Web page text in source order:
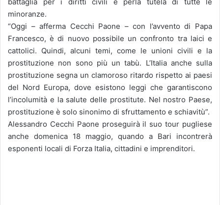
battaglia per i diritti civili e perla tutela di tutte le
minoranze.
“Oggi – afferma Cecchi Paone – con l’avvento di Papa
Francesco, è di nuovo possibile un confronto tra laici e
cattolici. Quindi, alcuni temi, come le unioni civili e la
prostituzione non sono più un tabù. L’Italia anche sulla
prostituzione segna un clamoroso ritardo rispetto ai paesi
del Nord Europa, dove esistono leggi che garantiscono
l’incolumità e la salute delle prostitute. Nel nostro Paese,
prostituzione è solo sinonimo di sfruttamento e schiavitù”.
Alessandro Cecchi Paone proseguirà il suo tour pugliese
anche domenica 18 maggio, quando a Bari incontrerà
esponenti locali di Forza Italia, cittadini e imprenditori.